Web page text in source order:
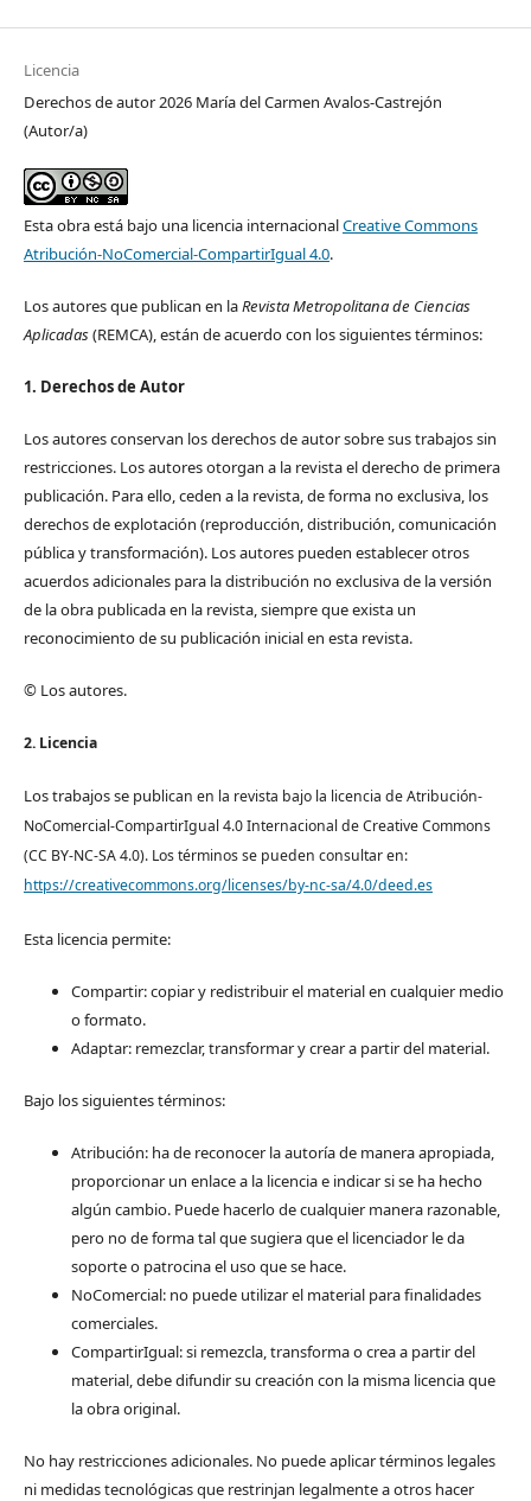
Licencia
Derechos de autor 2026 María del Carmen Avalos-Castrejón
(Autor/a)
Esta obra está bajo una licencia internacionalCreative Commons
Atribución-NoComercial-CompartirIgual 4.0.
Los autores que publican en laRevista Metropolitana de Ciencias
Aplicadas(REMCA), están de acuerdo con los siguientes términos:
1. Derechos de Autor
Los autores conservan los derechos de autor sobre sus trabajos sin
restricciones. Los autores otorgan a la revista el derecho de primera
publicación. Para ello, ceden a la revista, de forma no exclusiva, los
derechos de explotación (reproducción, distribución, comunicación
pública y transformación). Los autores pueden establecer otros
acuerdos adicionales para la distribución no exclusiva de la versión
de la obra publicada en la revista, siempre que exista un
reconocimiento de su publicación inicial en esta revista.
© Los autores.
2. Licencia
Los trabajos se publican en la revista bajo la licencia de Atribución-
NoComercial-CompartirIgual 4.0 Internacional de Creative Commons
(CC BY-NC-SA 4.0). Los términos se pueden consultar en:
https://creativecommons.org/licenses/by-nc-sa/4.0/deed.es
Esta licencia permite:
Compartir: copiar y redistribuir el material en cualquier medio
o formato.
Adaptar: remezclar, transformar y crear a partir del material.
Bajo los siguientes términos:
Atribución: ha de reconocer la autoría de manera apropiada,
proporcionar un enlace a la licencia e indicar si se ha hecho
algún cambio. Puede hacerlo de cualquier manera razonable,
pero no de forma tal que sugiera que el licenciador le da
soporte o patrocina el uso que se hace.
NoComercial: no puede utilizar el material para finalidades
comerciales.
CompartirIgual: si remezcla, transforma o crea a partir del
material, debe difundir su creación con la misma licencia que
la obra original.
No hay restricciones adicionales. No puede aplicar términos legales
ni medidas tecnológicas que restrinjan legalmente a otros hacer